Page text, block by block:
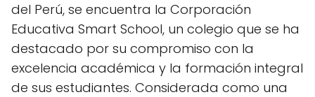
del Perú, se encuentra la Corporación
Educativa Smart School, un colegio que se ha
destacado por su compromiso con la
excelencia académica y la formación integral
de sus estudiantes. Considerada como una